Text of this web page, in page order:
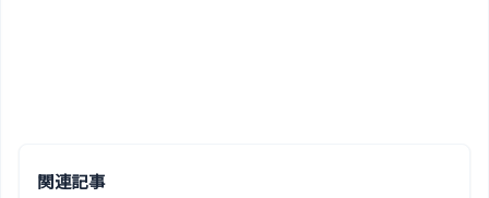
関連記事